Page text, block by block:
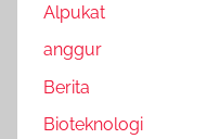
Alpukat
anggur
Berita
Bioteknologi